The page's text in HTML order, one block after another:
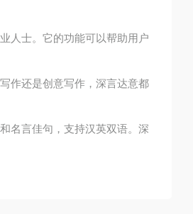
人士。它的功能可以帮助用户
作还是创意写作，深言达意都
名言佳句，支持汉英双语。深